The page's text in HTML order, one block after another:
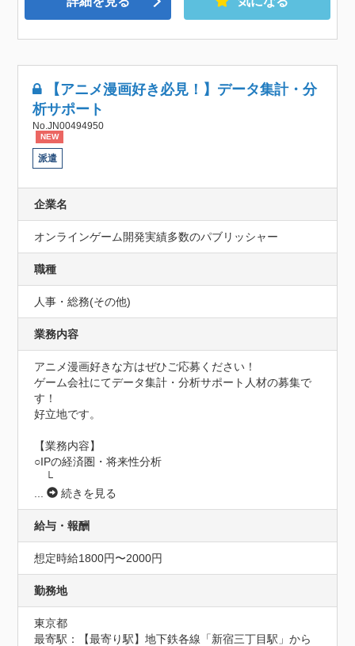
【アニメ漫画好き必見！】データ集計・分
析サポート
No.JN00494950
NEW
派遣
企業名
オンラインゲーム開発実績多数のパブリッシャー
職種
人事・総務(その他)
業務内容
アニメ漫画好きな方はぜひご応募ください！
ゲーム会社にてデータ集計・分析サポート人材の募集で
す！
好立地です。
【業務内容】
○IPの経済圏・将来性分析
└
...
続きを見る
給与・報酬
想定時給1800円〜2000円
勤務地
東京都
最寄駅：【最寄り駅】地下鉄各線「新宿三丁目駅」から